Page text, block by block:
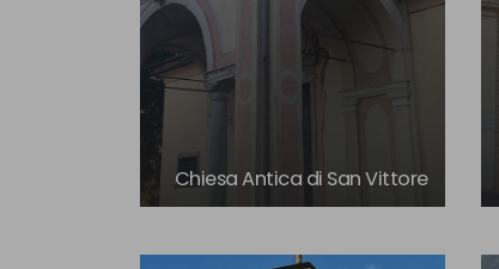
Chiesa Antica di San Vittore